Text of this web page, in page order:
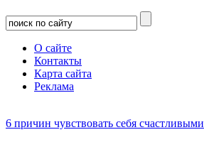
О сайте
Контакты
Карта сайта
Реклама
6 причин чувствовать себя счастливыми